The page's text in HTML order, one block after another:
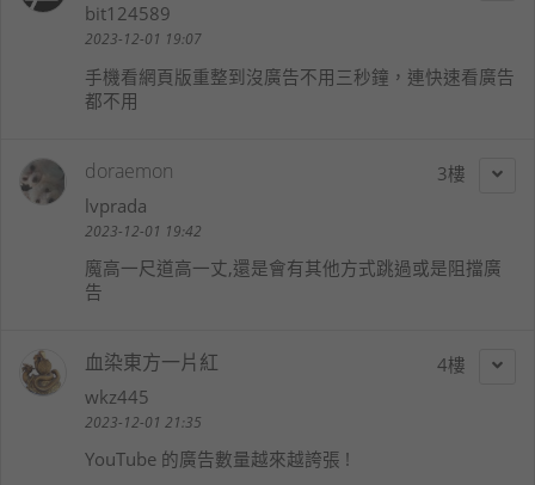
bit124589
2023-12-01 19:07
手機看網頁版重整到沒廣告不用三秒鐘，連快速看廣告
都不用
3
doraemon
lvprada
2023-12-01 19:42
魔高一尺道高一丈,還是會有其他方式跳過或是阻擋廣
告
4
血染東方一片紅
wkz445
2023-12-01 21:35
YouTube 的廣告數量越來越誇張 !